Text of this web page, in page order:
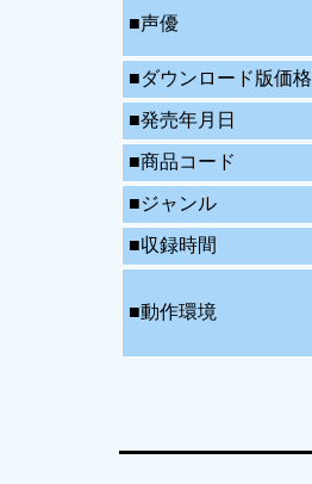
■声優
■ダウンロード版価格
■発売年月日
■商品コード
■ジャンル
■収録時間
■動作環境